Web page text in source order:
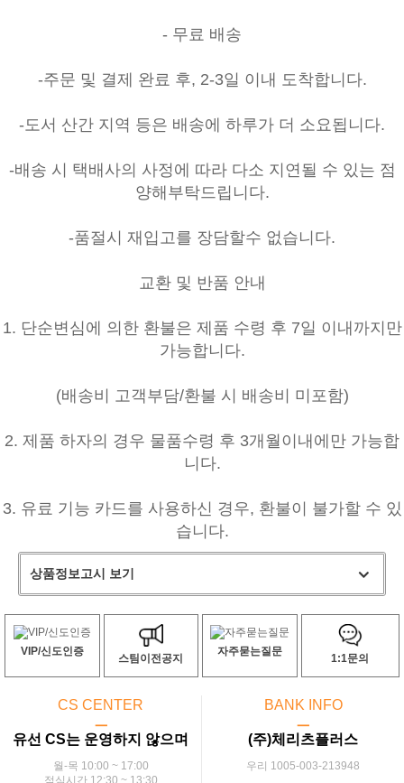
- 무료 배송
-주문 및 결제 완료 후, 2-3일 이내 도착합니다.
-도서 산간 지역 등은 배송에 하루가 더 소요됩니다.
-배송 시 택배사의 사정에 따라 다소 지연될 수 있는 점
양해부탁드립니다.
-품절시 재입고를 장담할수 없습니다.
교환 및 반품 안내
1. 단순변심에 의한 환불은 제품 수령 후 7일 이내까지만
가능합니다.
(배송비 고객부담/환불 시 배송비 미포함)
2. 제품 하자의 경우 물품수령 후 3개월이내에만 가능합
니다.
3. 유료 기능 카드를 사용하신 경우, 환불이 불가할 수 있
습니다.
상품정보고시 보기
VIP/신도인증
스팀이전공지
자주묻는질문
1:1문의
CS CENTER
ㅡ
유선 CS는 운영하지 않으며
월-목 10:00 ~ 17:00
BANK INFO
ㅡ
(주)체리츠플러스
우리 1005-003-213948